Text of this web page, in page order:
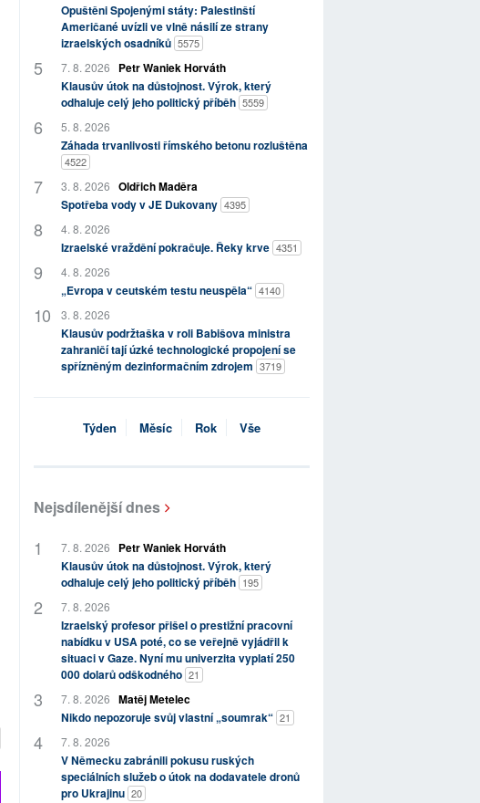
Opuštěni Spojenými státy: Palestinští
Američané uvízli ve vlně násilí ze strany
izraelských osadníků 5575
7. 8. 2026
Petr Waniek Horváth
Klausův útok na důstojnost. Výrok, který
odhaluje celý jeho politický příběh 5559
5. 8. 2026
Záhada trvanlivosti římského betonu rozluštěna
4522
3. 8. 2026 Oldřich Maděra
Spotřeba vody v JE Dukovany 4395
4. 8. 2026
Izraelské vraždění pokračuje. Řeky krve 4351
4. 8. 2026
„Evropa v ceutském testu neuspěla“ 4140
3. 8. 2026
Klausův podržtaška v roli Babišova ministra
zahraničí tají úzké technologické propojení se
spřízněným dezinformačním zdrojem 3719
Týden Měsíc Rok Vše
Nejsdílenější dnes
7. 8. 2026
Petr Waniek Horváth
Klausův útok na důstojnost. Výrok, který
odhaluje celý jeho politický příběh 195
7. 8. 2026
Izraelský profesor přišel o prestižní pracovní
nabídku v USA poté, co se veřejně vyjádřil k
situaci v Gaze. Nyní mu univerzita vyplatí 250
000 dolarů odškodného 21
7. 8. 2026 Matěj Metelec
Nikdo nepozoruje svůj vlastní „soumrak“ 21
7. 8. 2026
V Německu zabránili pokusu ruských
speciálních služeb o útok na dodavatele dronů
pro Ukrajinu 20